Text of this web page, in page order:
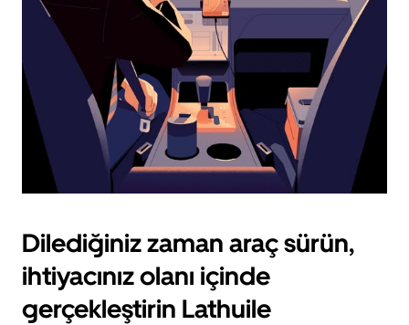
tuşuna
basın.
Dilediğiniz zaman araç sürün,
ihtiyacınız olanı içinde
gerçekleştirin Lathuile